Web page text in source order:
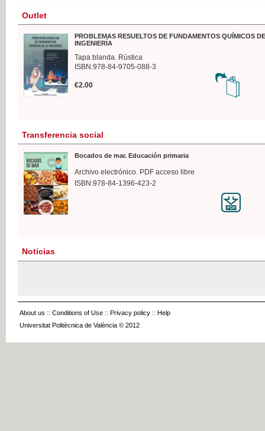
Outlet
PROBLEMAS RESUELTOS DE FUNDAMENTOS QUÍMICOS
INGENIERÍA
Tapa blanda. Rústica
ISBN:978-84-9705-088-3
€2.00
Transferencia social
Bocados de mar. Educación primaria
Archivo electrónico. PDF acceso libre
ISBN:978-84-1396-423-2
Noticias
About us :: Conditions of Use :: Privacy policy :: Help
Universitat Politècnica de València © 2012